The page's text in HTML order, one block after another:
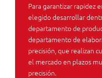
Para garantizar rapidez
elegido desarrollar
departamento de
departamento de
precisión, que realizan
el mercado en plazos
precisión.